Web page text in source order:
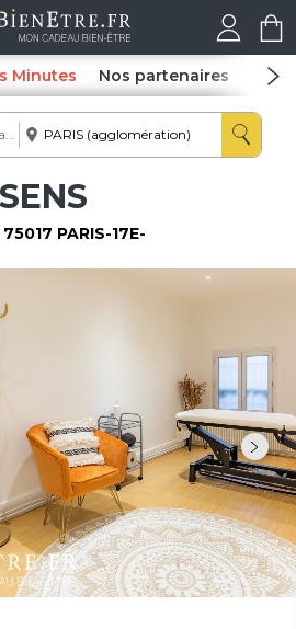
Minutes Nos partenaires Spas
75017 PARIS-17E-